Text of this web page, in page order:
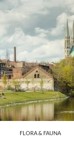
FLORA & FAUNA